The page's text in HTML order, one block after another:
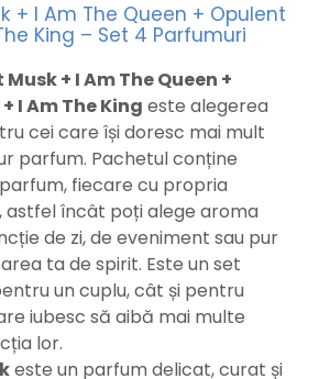
+ I Am The Queen + Opulent
King – Set 4 Parfumuri
+ I Am The Queen +
I Am The King este alegerea
cei care își doresc mai mult
parfum. Pachetul conține
fiecare cu propria
astfel încât poți alege aroma
de zi, de eveniment sau pur
ta de spirit. Este un set
un cuplu, cât și pentru
iubesc să aibă mai multe
lor.
este un parfum delicat, curat și